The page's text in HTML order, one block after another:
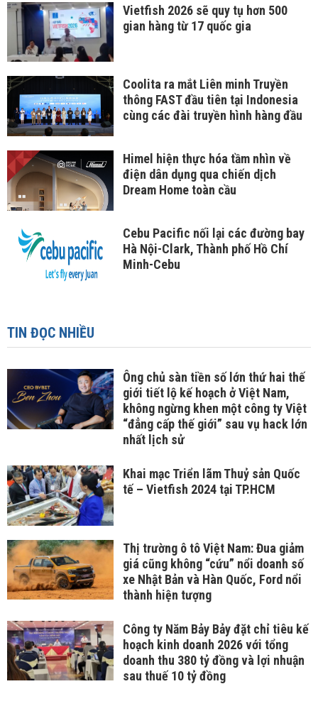
Vietfish 2026 sẽ quy tụ hơn 500
gian hàng từ 17 quốc gia
Coolita ra mắt Liên minh Truyền
thông FAST đầu tiên tại Indonesia
cùng các đài truyền hình hàng đầu
Himel hiện thực hóa tầm nhìn về
điện dân dụng qua chiến dịch
Dream Home toàn cầu
Cebu Pacific nối lại các đường bay
Hà Nội-Clark, Thành phố Hồ Chí
Minh-Cebu
TIN ĐỌC NHIỀU
Ông chủ sàn tiền số lớn thứ hai thế
giới tiết lộ kế hoạch ở Việt Nam,
không ngừng khen một công ty Việt
“đẳng cấp thế giới” sau vụ hack lớn
nhất lịch sử
Khai mạc Triển lãm Thuỷ sản Quốc
tế – Vietfish 2024 tại TP.HCM
Thị trường ô tô Việt Nam: Đua giảm
giá cũng không “cứu” nổi doanh số
xe Nhật Bản và Hàn Quốc, Ford nổi
thành hiện tượng
Công ty Năm Bảy Bảy đặt chỉ tiêu kế
hoạch kinh doanh 2026 với tổng
doanh thu 380 tỷ đồng và lợi nhuận
sau thuế 10 tỷ đồng